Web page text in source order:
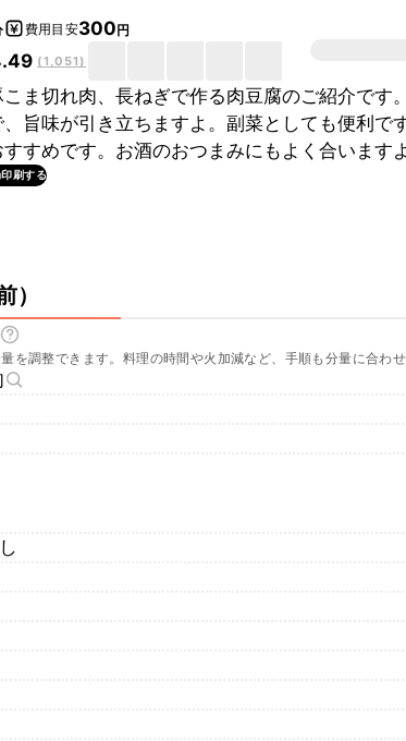
費用目安300円
(1,051)
ま切れ肉、長ねぎで作る肉豆腐のご紹介です
旨味が引き立ちますよ。副菜としても便利で
すめです。お酒のおつまみにもよく合います
印刷する
）
を調整できます。料理の時間や火加減など、手順も分量に合わ